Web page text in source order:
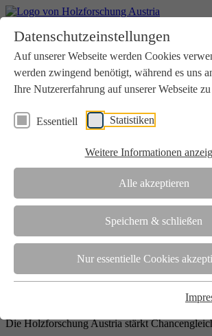
Datenschutzeinstellungen
Auf unserer Webseite werden Cookies
werden zwingend benötigt, während es uns
Ihre Nutzererfahrung auf unserer Webseite zu
Essentiell Statistiken
Weitere Informationen
Alle akzeptieren
Speichern & schließen
Nur essentielle Cookies
Aktuelles
Downloads
Kontakt
Login
Verein
Wir unterstützen die Interessen der Holzbranche
Zusammenarbeit mit Wissenschaft und
Die Holzforschung Austria ist akkreditierte
Team
Unsere gesamte Kompetenz ist in unseren
gebündelt
Die Holzforschung Austria stärkt